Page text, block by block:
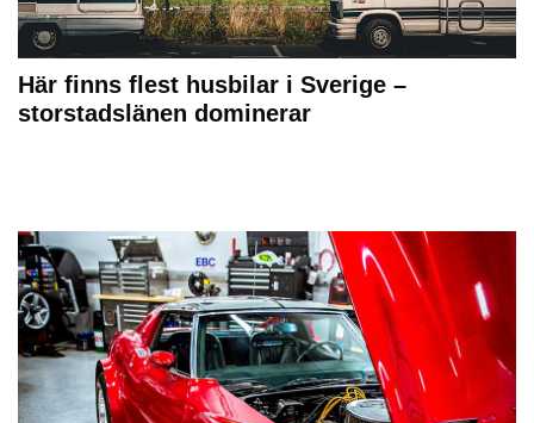
Här finns flest husbilar i Sverige –
storstadslänen dominerar